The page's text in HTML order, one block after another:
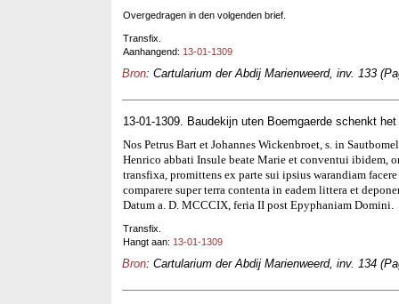
Overgedragen in den volgenden brief.
Transfix.
Aanhangend: 13-01-1309
Bron: Cartularium der Abdij Marienweerd, inv. 133
13-01-1309. Baudekijn uten Boemgaerde schenkt
Nos Petrus Bart et Johannes Wickenbroet, s. in
Henrico abbati Insule beate Marie et conventui ibidem,
transfixa, promittens ex parte sui ipsius warandiam
comparere super terra contenta in eadem littera et
Datum a. D. MCCCIX, feria II post Epyphaniam Domini.
Transfix.
Hangt aan: 13-01-1309
Bron: Cartularium der Abdij Marienweerd, inv. 134